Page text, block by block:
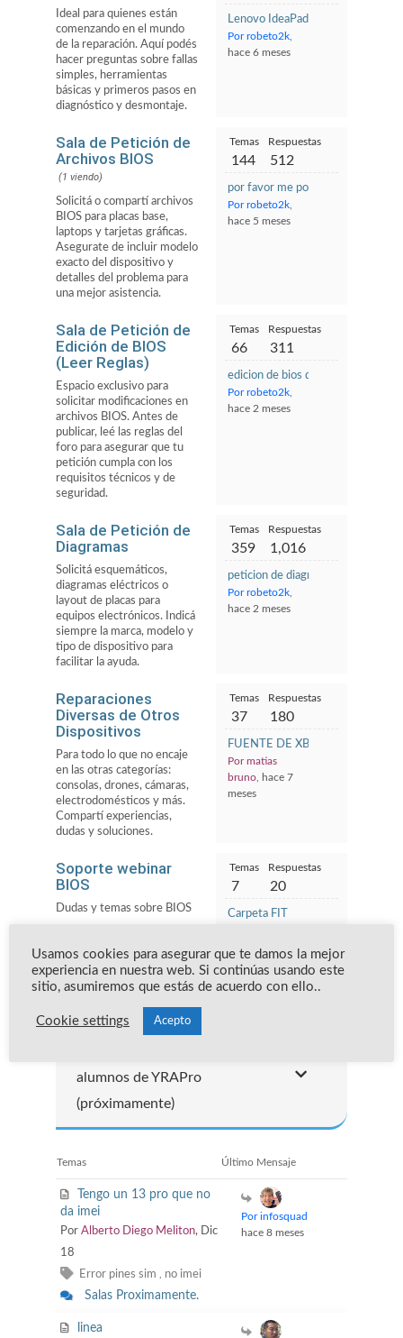
Ideal para quienes están
comenzando en el mundo
de la reparación. Aquí podés
hacer preguntas sobre fallas
simples, herramientas
básicas y primeros pasos en
diagnóstico y desmontaje.
Lenovo IdeaPad Slim 3 15IAN8 -
Por robeto2k
hace 6 meses
Sala de Petición de
Archivos BIOS
(1 viendo)
Solicitá o compartí archivos
BIOS para placas base,
laptops y tarjetas gráficas.
Asegurate de incluir modelo
exacto del dispositivo y
detalles del problema para
una mejor asistencia.
Temas
144
Respuestas
512
por favor me podrian ayudar con
Por robeto2k
hace 5 meses
Sala de Petición de
Edición de BIOS
(Leer Reglas)
Espacio exclusivo para
solicitar modificaciones en
archivos BIOS. Antes de
publicar, leé las reglas del
foro para asegurar que tu
petición cumpla con los
requisitos técnicos y de
seguridad.
Temas
66
Respuestas
311
edicion de bios de
Por robeto2k
hace 2 meses
Sala de Petición de
Diagramas
Solicitá esquemáticos,
diagramas eléctricos o
layout de placas para
equipos electrónicos. Indicá
siempre la marca, modelo y
tipo de dispositivo para
facilitar la ayuda.
Temas
359
Respuestas
1,016
peticion de diagrama notebook
Por robeto2k
hace 2 meses
Reparaciones
Diversas de Otros
Dispositivos
Para todo lo que no encaje
en las otras categorías:
consolas, drones, cámaras,
electrodomésticos y más.
Compartí experiencias,
dudas y soluciones.
Temas
37
Respuestas
180
FUENTE DE XBOX 360 MARCA
Por matias
bruno , hace 7
meses
Soporte webinar
BIOS
Dudas y temas sobre BIOS
Temas
7
Respuestas
20
Carpeta FIT
Alberto
Martorano
, hace
7 meses
alumnos de YRAPro
(próximamente)
Temas Último Mensaje
Tengo un 13 pro que no
da imei
Por Alberto Diego Meliton, Dic
18
Error pines sim, no imei
Salas Proximamente.
Por infosquad
hace 8 meses
linea
Usamos cookies para asegurar que te damos la mejor
experiencia en nuestra web. Si continúas usando este
sitio, asumiremos que estás de acuerdo con ello..
Cookie settings Acepto